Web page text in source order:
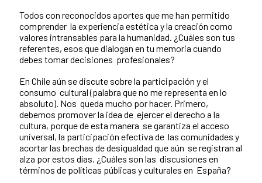
Todos con reconocidos aportes que me han permitido
comprender la experiencia estética y la creación como
valores intransables para la humanidad. ¿Cuáles son tus
referentes, esos que dialogan en tu memoria cuando
debes tomar decisiones profesionales?
En Chile aún se discute sobre la participación y el
consumo cultural (palabra que no me representa en lo
absoluto). Nos queda mucho por hacer. Primero,
debemos promover la idea de ejercer el derecho a la
cultura, porque de esta manera se garantiza el acceso
universal, la participación efectiva de las comunidades y
acortar las brechas de desigualdad que aún se registran al
alza por estos días. ¿Cuáles son las discusiones en
términos de políticas públicas y culturales en España?